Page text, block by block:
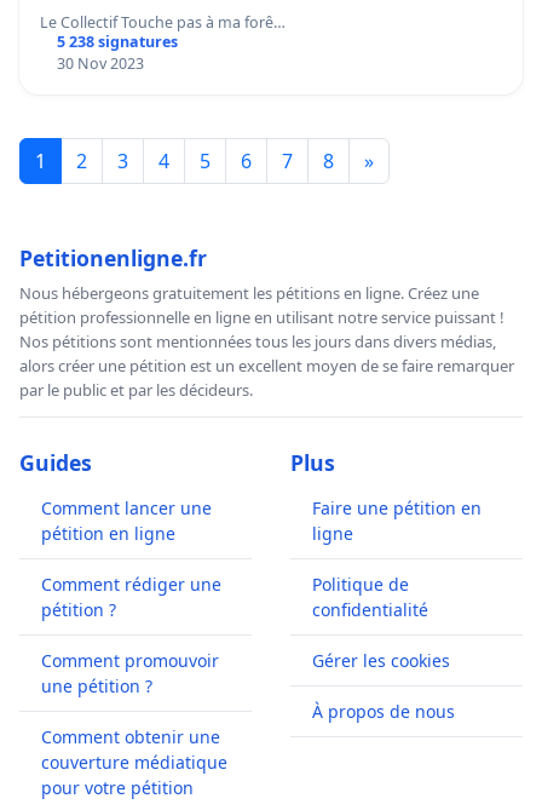
Le Collectif Touche pas à ma forê…
5 238 signatures
30 Nov 2023
1 2 3 4 5 6 7 8 »
Petitionenligne.fr
Nous hébergeons gratuitement les pétitions en ligne. Créez une
pétition professionnelle en ligne en utilisant notre service puissant !
Nos pétitions sont mentionnées tous les jours dans divers médias,
alors créer une pétition est un excellent moyen de se faire remarquer
par le public et par les décideurs.
Guides
Comment lancer une
pétition en ligne
Comment rédiger une
pétition ?
Comment promouvoir
une pétition ?
Comment obtenir une
couverture médiatique
pour votre pétition
Plus
Faire une pétition en
ligne
Politique de
confidentialité
Gérer les cookies
À propos de nous